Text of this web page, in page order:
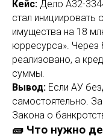
Кейс: Дело А32-
стал инициировать
имущества на 18
юрресурса».
реализовано, а
суммы.
Вывод: Если АУ
самостоятельно.
Закона о
🧱 Что нужно